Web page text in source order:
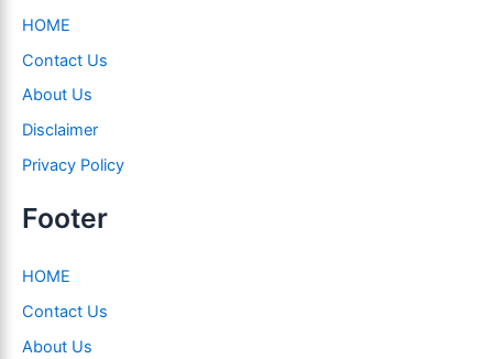
HOME
Contact Us
About Us
Disclaimer
Privacy Policy
Footer
HOME
Contact Us
About Us